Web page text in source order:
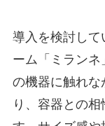
導入を検討し
ーム「ミラン
の機器に触れな
り、容器との